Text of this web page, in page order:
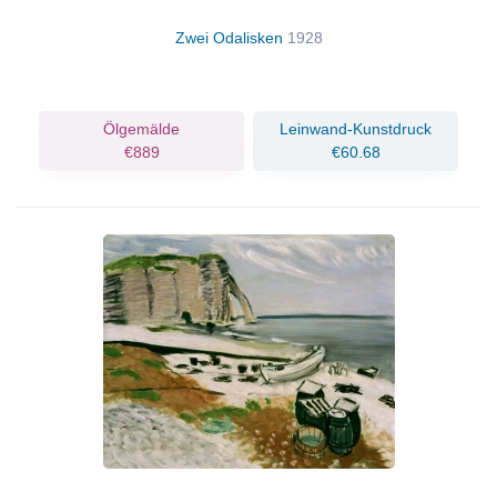
Zwei Odalisken 1928
Ölgemälde
€889
Leinwand-Kunstdruck
€60.68